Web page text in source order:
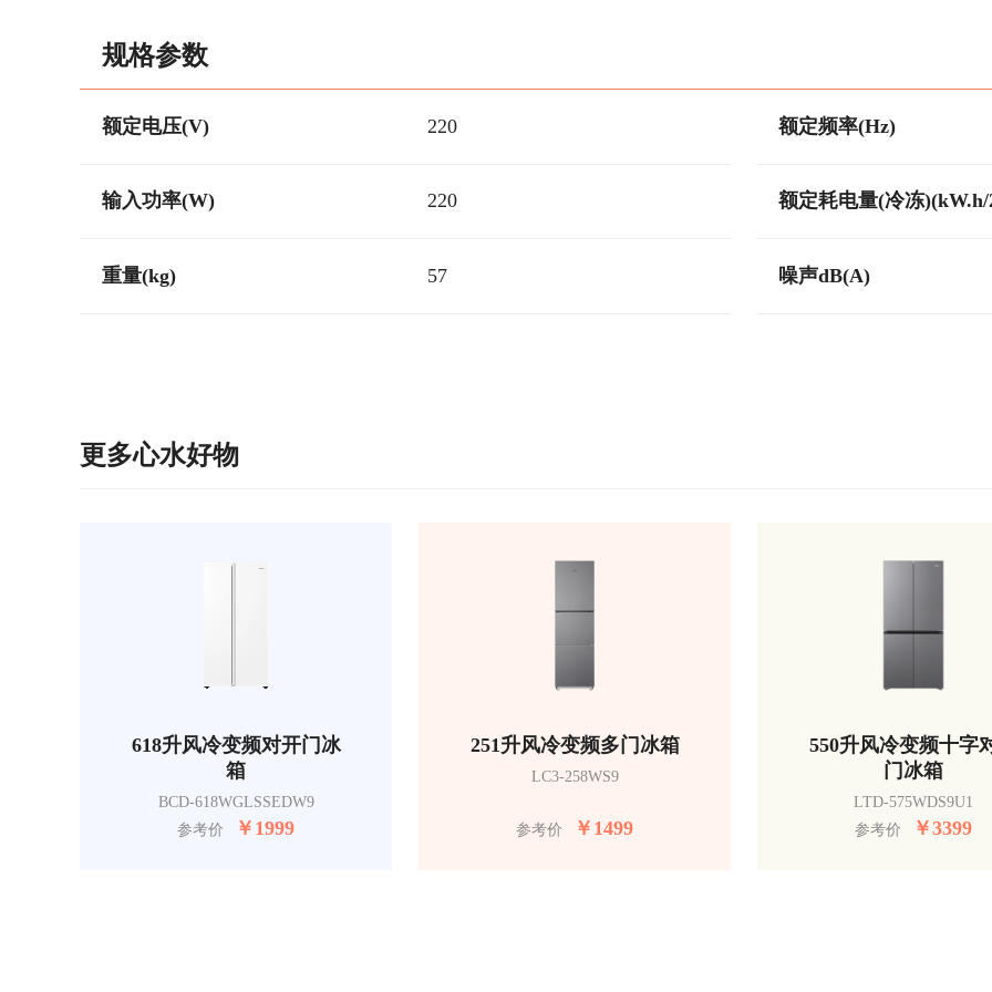
规格参数
额定电压(V) 220 额定频率(Hz)
输入功率(W) 220 额定耗电量(冷冻)(kW.h/
重量(kg) 57 噪声dB(A)
更多心水好物
618升风冷变频对开门冰
箱
BCD-618WGLSSEDW9
参考价
￥ 1999
251升风冷变频多门冰箱
LC3-258WS9
参考价 ￥ 1499
550升风冷变频十字
门冰箱
LTD-575WDS9U1
参考价
￥3399